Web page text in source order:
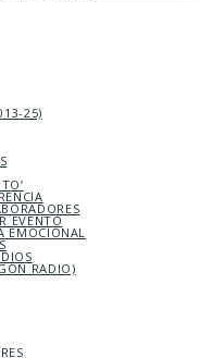
25)
EVENTO
EMOCIONAL
RADIO)